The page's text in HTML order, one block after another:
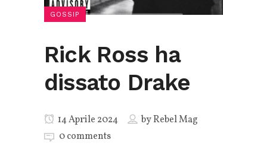
GOSSIP
Rick Ross ha
dissato Drake
14 Aprile 2024 byRebel Mag
0 comments